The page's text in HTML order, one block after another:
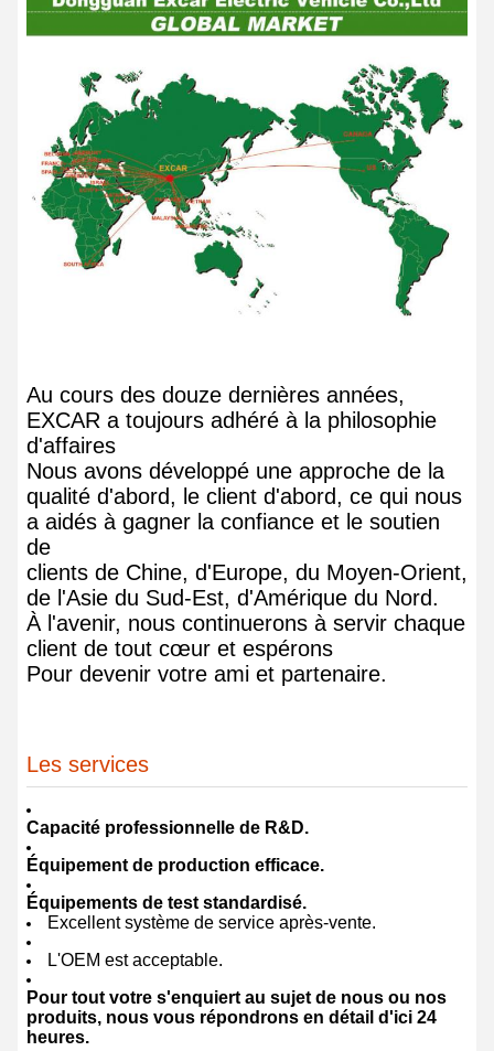
Au cours des douze dernières années,
EXCAR a toujours adhéré à la philosophie
d'affaires
Nous avons développé une approche de la
qualité d'abord, le client d'abord, ce qui nous
a aidés à gagner la confiance et le soutien
de
clients de Chine, d'Europe, du Moyen-Orient,
de l'Asie du Sud-Est, d'Amérique du Nord.
À l'avenir, nous continuerons à servir chaque
client de tout cœur et espérons
Pour devenir votre ami et partenaire.
Les services
Capacité professionnelle de R&D.
Équipement de production efficace.
Équipements de test standardisé.
Excellent système de service après-vente.
L'OEM est acceptable.
Pour tout votre s'enquiert au sujet de nous ou nos
produits, nous vous répondrons en détail d'ici 24
heures.